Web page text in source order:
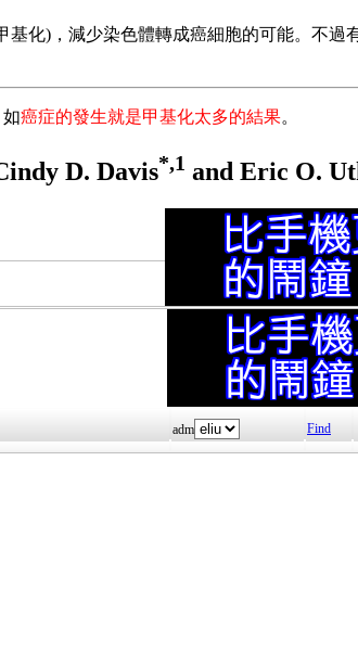
基化)，減少染色體轉成癌細胞的可能。不過
癌症的發生就是甲基化太多的結果。
D. Davis*,1 and Eric O.
adm Find